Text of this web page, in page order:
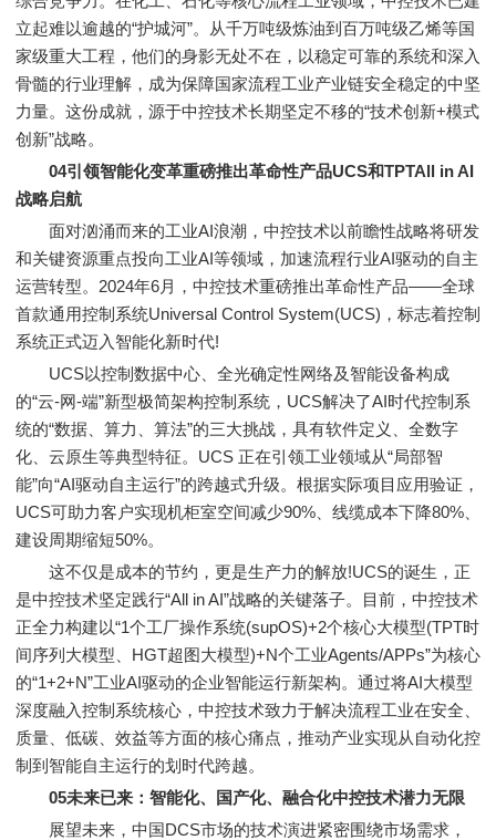
立起难以逾越的“护城河”。从千万吨级炼油到百万吨级乙烯等国
家级重大工程，他们的身影无处不在，以稳定可靠的系统和深入
骨髓的行业理解，成为保障国家流程工业产业链安全稳定的中坚
力量。这份成就，源于中控技术长期坚定不移的“技术创新+模式
创新”战略。
04引领智能化变革重磅推出革命性产品UCS和TPTAll in AI
战略启航
面对汹涌而来的工业AI浪潮，中控技术以前瞻性战略将研发
和关键资源重点投向工业AI等领域，加速流程行业AI驱动的自主
运营转型。2024年6月，中控技术重磅推出革命性产品——全球
首款通用控制系统Universal Control System(UCS)，标志着控制
系统正式迈入智能化新时代!
UCS以控制数据中心、全光确定性网络及智能设备构成
的“云-网-端”新型极简架构控制系统，UCS解决了AI时代控制系
统的“数据、算力、算法”的三大挑战，具有软件定义、全数字
化、云原生等典型特征。UCS 正在引领工业领域从“局部智
能”向“AI驱动自主运行”的跨越式升级。根据实际项目应用验证，
UCS可助力客户实现机柜室空间减少90%、线缆成本下降80%、
建设周期缩短50%。
这不仅是成本的节约，更是生产力的解放!UCS的诞生，正
是中控技术坚定践行“All in AI”战略的关键落子。目前，中控技术
正全力构建以“1个工厂操作系统(supOS)+2个核心大模型(TPT时
间序列大模型、HGT超图大模型)+N个工业Agents/APPs”为核心
的“1+2+N”工业AI驱动的企业智能运行新架构。通过将AI大模型
深度融入控制系统核心，中控技术致力于解决流程工业在安全、
质量、低碳、效益等方面的核心痛点，推动产业实现从自动化控
制到智能自主运行的划时代跨越。
05未来已来：智能化、国产化、融合化中控技术潜力无限
展望未来，中国DCS市场的技术演进紧密围绕市场需求，